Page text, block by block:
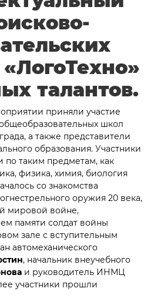
талантов.
приняли участие
школ
а также представители
образования. Участники
по таким предметам, как
физика, химия, биология
со знакомства
оружия 20 века,
мировой войне,
памяти солдат войны
зале с вступительным
автомеханического
, начальник внеучебного
и руководитель ИНМЦ
участники прошли